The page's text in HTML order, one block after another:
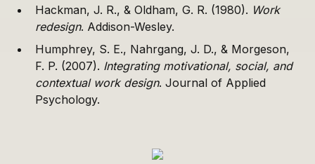
Hackman, J. R., & Oldham, G. R. (1980). Work
redesign. Addison-Wesley.
Humphrey, S. E., Nahrgang, J. D., & Morgeson,
F. P. (2007). Integrating motivational, social, and
contextual work design. Journal of Applied
Psychology.